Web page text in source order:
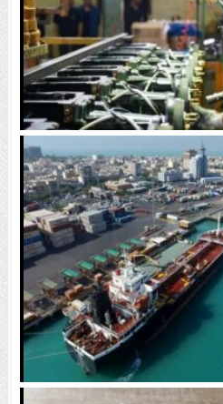
/ محموله یک میلیون یورویی